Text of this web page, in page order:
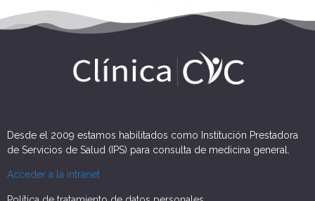
Desde el 2009 estamos habilitados como Institución Prestadora
de Servicios de Salud (IPS) para consulta de medicina general.
Acceder a la intranet